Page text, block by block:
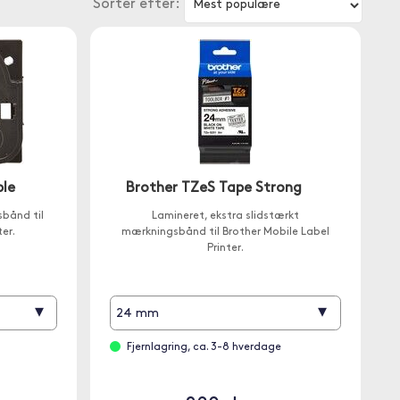
Sorter efter:
til
▾
Brother TZeS Tape Strong
Lamineret, ekstra slidstærkt
mærkningsbånd til Brother Mobile Label
Printer.
24 mm ▾
Fjernlagring, ca. 3-8 hverdage